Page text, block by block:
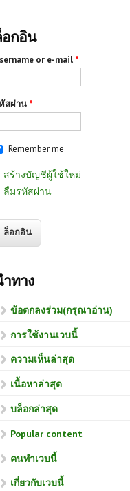
กอิน
or e-mail *
สผ่าน *
Remember me
สร้างบัญชีผู้ใช้ใหม่
ลืมรหัสผ่าน
ทาง
ข้อตกลงร่วม(กรุณาอ่าน)
การใช้งานเวบนี้
ความเห็นล่าสุด
เนื้อหาล่าสุด
บล็อกล่าสุด
Popular content
คนทำเวบนี้
เกี่ยวกับเวบนี้